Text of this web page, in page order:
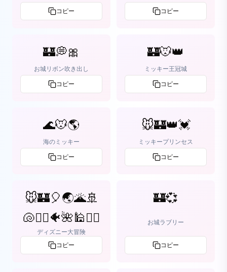
コピー コピー
🏰💭🎀
お城リボン吹き出し
コピー
🏰🐭👑
ミッキー王冠城
コピー
🌊🐭🌎
海のミッキー
コピー
🐭🏰👑💓
ミッキープリンセス
コピー
🐭🏰🎈🌏🌋🚢
🐚🧜‍♀️🐠🌺🕌🧞‍♂️
ディズニー大冒険
コピー
🏰💞
お城ラブリー
コピー